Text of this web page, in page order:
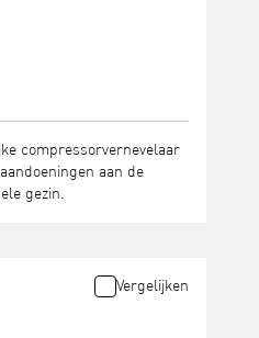
compressorvernevelaar
aan de
gezin.
Vergelijken